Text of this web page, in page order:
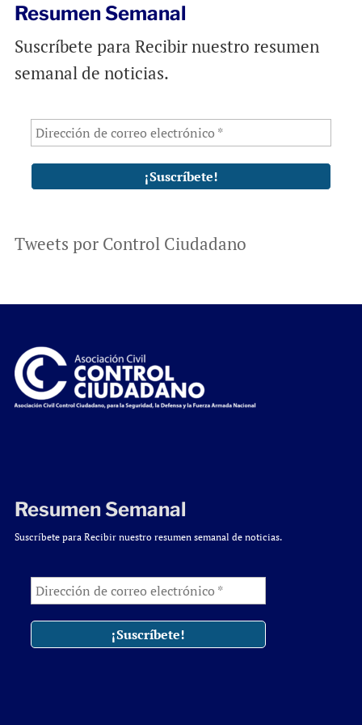
Resumen Semanal
Suscríbete para Recibir nuestro resumen
semanal de noticias.
Tweets por Control Ciudadano
Resumen Semanal
Suscríbete para Recibir nuestro resumen semanal de noticias.